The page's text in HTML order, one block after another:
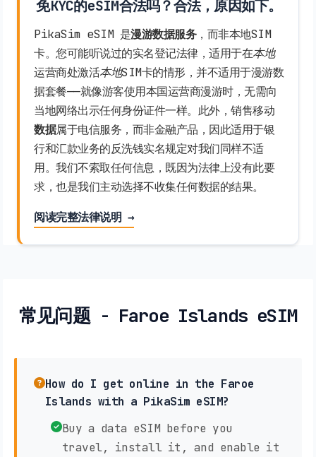
免KYC的eSIM合法吗？合法，原因如下。
PikaSim eSIM 是漫游数据服务，而非本地SIM
卡。您可能听说过的实名登记法律，适用于在本地
运营商处激活本地SIM卡的情形，并不适用于漫游数
据套餐——就像游客使用本国运营商漫游时，无需向
当地网络出示任何身份证件一样。此外，销售移动
数据属于电信服务，而非金融产品，因此适用于银
行和汇款业务的反洗钱实名规定对我们同样不适
用。我们不索取任何信息，既因为法律上没有此要
求，也是我们主动选择不收集任何数据的结果。
阅读完整法律说明 →
常见问题 - Faroe Islands eSIM
How do I get online in the Faroe
Islands with a PikaSim eSIM?
Buy a data eSIM before you
travel, install it, and enable it